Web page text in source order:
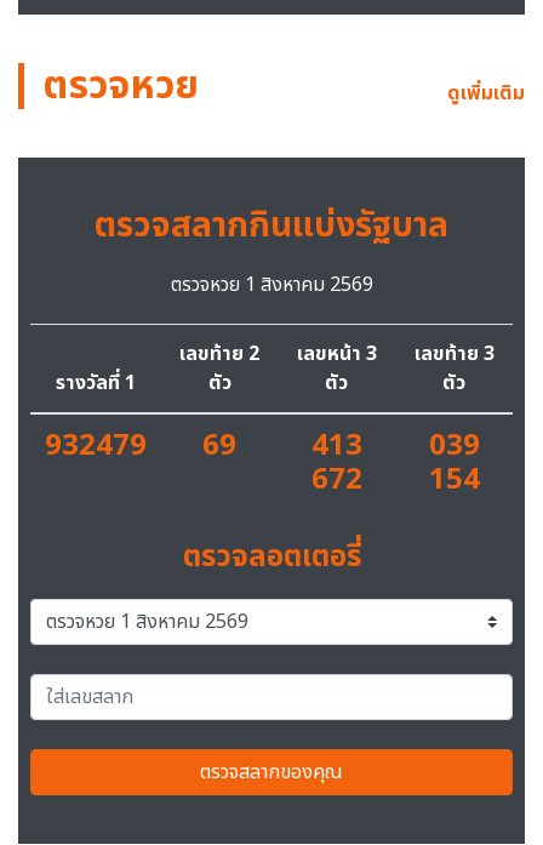
ตรวจหวย ดูเพิ่มเติม
ตรวจสลากกินแบ่งรัฐบาล
ตรวจหวย 1 สิงหาคม 2569
รางวัลที่ 1
เลขท้าย 2
ตัว
เลขหน้า 3
ตัว
เลขท้าย 3
ตัว
932479 69 413
672
039
154
ตรวจลอตเตอรี่
ตรวจสลากของคุณ